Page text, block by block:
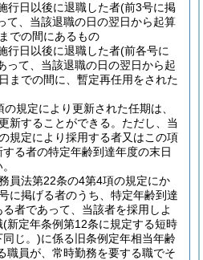
行日以後に退職した者(前3号に掲
て、当該退職の日の翌日から起算
での間にあるもの
行日以後に退職した者(前各号に
って、当該退職の日の翌日から起
までの間に、暫定再任用をされた
規定により更新された任期は、
新することができる。 ただし、当
規定により採用する者又はこの項
る者の特定年齢到達年度の末日
員法第22条の4第4項の規定にか
に掲げる者のうち、特定年齢到達
者であって、当該者を採用しよ
(新定年条例第12条に規定する短時
同じ。)に係る旧条例定年相当年齢
職員が、常時勤務を要する職でそ